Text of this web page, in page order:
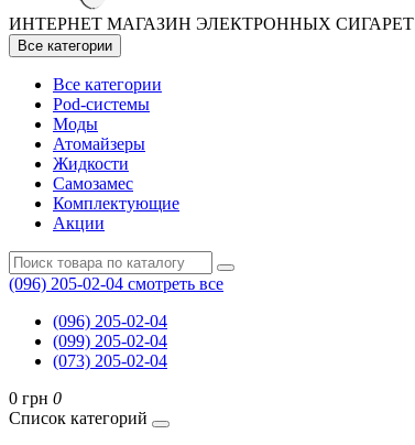
ИНТЕРНЕТ МАГАЗИН ЭЛЕКТРОННЫХ СИГАРЕТ
Все категории
Все категории
Pod-системы
Моды
Атомайзеры
Жидкости
Самозамес
Комплектующие
Акции
(096) 205-02-04 смотреть все
(096) 205-02-04
(099) 205-02-04
(073) 205-02-04
0 грн 0
Список категорий